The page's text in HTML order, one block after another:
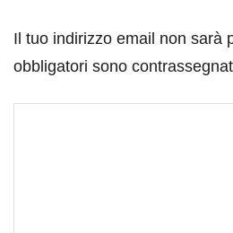
Il tuo indirizzo email non sarà
obbligatori sono